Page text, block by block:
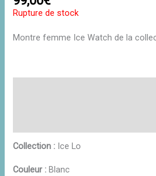
Rupture de stock
Montre femme Ice Watch de la
Collection : Ice Lo
Couleur :Blanc